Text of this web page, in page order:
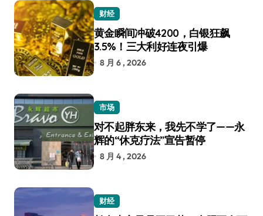
财经
黄金瞬间冲破4200，白银狂飙
3.5%！三大利好连夜引爆
8 月 6 , 2026
市场
对不起胖东来，我先不学了——永
辉的“休克疗法”宣告暂停
8 月 4 , 2026
财经